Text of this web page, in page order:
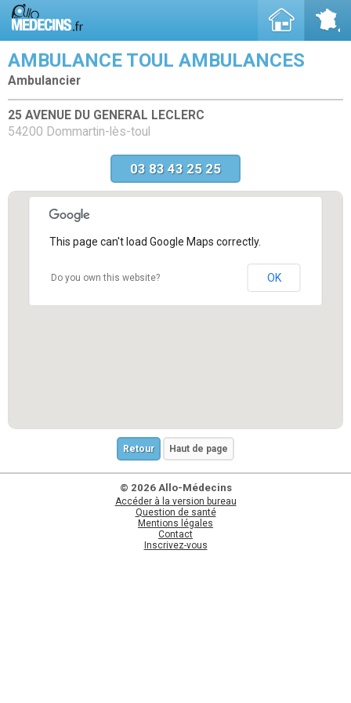
AMBULANCE TOUL AMBULANCES
Ambulancier
25 AVENUE DU GENERAL LECLERC
54200 Dommartin-lès-toul
03 83 43 25 25
This page can't load Google Maps correctly.
Do you own this website? OK
Retour Haut de page
© 2026 Allo-Médecins
Accéder à la version bureau
Question de santé
Mentions légales
Contact
Inscrivez-vous